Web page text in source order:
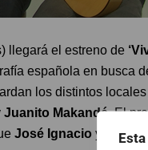
llegará el estreno de
española en busca
los distintos
Juanito Makandé. El
José Ignacio y su